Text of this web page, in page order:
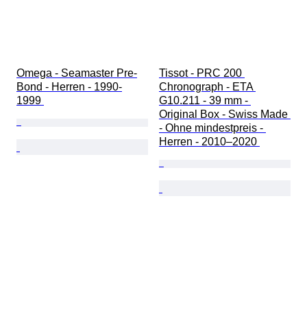
Omega - Seamaster Pre-
Bond - Herren - 1990-
1999
Tissot - PRC 200
Chronograph - ETA
G10.211 - 39 mm -
Original Box - Swiss Made
- Ohne mindestpreis -
Herren - 2010–2020